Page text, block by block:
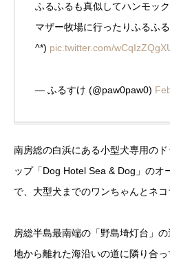
ふるふるも真似してハンモッ
マザー牧場に行ったりふるふ
^*) pic.twitter.com/
— ふるすけ (@paw0paw0)
南房総の白浜にある小型犬専用の
ップ「Dog Hotel Sea & Dog」のオ
で、大型犬までのワンちゃんとネコ
房総半島最南端の「野島埼灯台」
地から離れた海沿いの道に隣り合